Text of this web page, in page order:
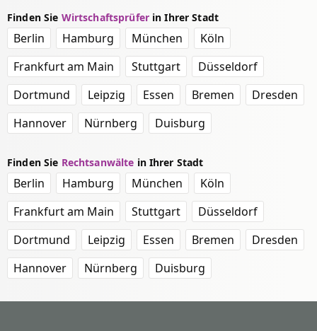
Finden Sie Wirtschaftsprüferin Ihrer Stadt
Berlin Hamburg München
Köln
Frankfurt am Main
Stuttgart
Düsseldorf
Dortmund
Leipzig Essen Bremen
Dresden
Hannover
Nürnberg Duisburg
Finden Sie Rechtsanwälte in Ihrer Stadt
Berlin Hamburg München
Köln
Frankfurt am Main
Stuttgart
Düsseldorf
Dortmund
Leipzig Essen Bremen
Dresden
Hannover
Nürnberg Duisburg